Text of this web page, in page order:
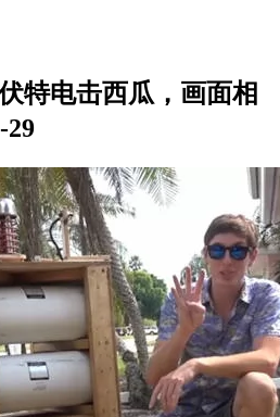
特电击西瓜，画面相
29